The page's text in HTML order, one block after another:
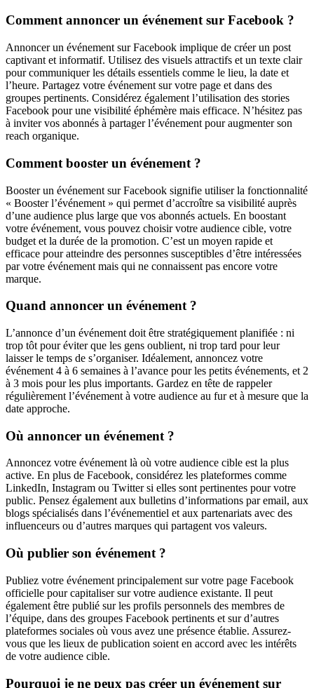
Comment annoncer un événement sur Facebook ?
Annoncer un événement sur Facebook implique de créer un post
captivant et informatif. Utilisez des visuels attractifs et un texte clair
pour communiquer les détails essentiels comme le lieu, la date et
l’heure. Partagez votre événement sur votre page et dans des
groupes pertinents. Considérez également l’utilisation des stories
Facebook pour une visibilité éphémère mais efficace. N’hésitez pas
à inviter vos abonnés à partager l’événement pour augmenter son
reach organique.
Comment booster un événement ?
Booster un événement sur Facebook signifie utiliser la fonctionnalité
« Booster l’événement » qui permet d’accroître sa visibilité auprès
d’une audience plus large que vos abonnés actuels. En boostant
votre événement, vous pouvez choisir votre audience cible, votre
budget et la durée de la promotion. C’est un moyen rapide et
efficace pour atteindre des personnes susceptibles d’être intéressées
par votre événement mais qui ne connaissent pas encore votre
marque.
Quand annoncer un événement ?
L’annonce d’un événement doit être stratégiquement planifiée : ni
trop tôt pour éviter que les gens oublient, ni trop tard pour leur
laisser le temps de s’organiser. Idéalement, annoncez votre
événement 4 à 6 semaines à l’avance pour les petits événements, et 2
à 3 mois pour les plus importants. Gardez en tête de rappeler
régulièrement l’événement à votre audience au fur et à mesure que la
date approche.
Où annoncer un événement ?
Annoncez votre événement là où votre audience cible est la plus
active. En plus de Facebook, considérez les plateformes comme
LinkedIn, Instagram ou Twitter si elles sont pertinentes pour votre
public. Pensez également aux bulletins d’informations par email, aux
blogs spécialisés dans l’événementiel et aux partenariats avec des
influenceurs ou d’autres marques qui partagent vos valeurs.
Où publier son événement ?
Publiez votre événement principalement sur votre page Facebook
officielle pour capitaliser sur votre audience existante. Il peut
également être publié sur les profils personnels des membres de
l’équipe, dans des groupes Facebook pertinents et sur d’autres
plateformes sociales où vous avez une présence établie. Assurez-
vous que les lieux de publication soient en accord avec les intérêts
de votre audience cible.
Pourquoi je ne peux pas créer un événement sur